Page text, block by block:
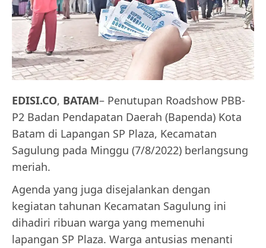
EDISI.CO, BATAM– Penutupan Roadshow PBB-
P2 Badan Pendapatan Daerah (Bapenda) Kota
Batam di Lapangan SP Plaza, Kecamatan
Sagulung pada Minggu (7/8/2022) berlangsung
meriah.
Agenda yang juga disejalankan dengan
kegiatan tahunan Kecamatan Sagulung ini
dihadiri ribuan warga yang memenuhi
lapangan SP Plaza. Warga antusias menanti